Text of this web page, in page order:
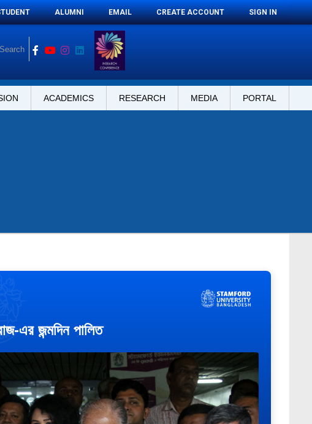
ALUMNI EMAIL CREATE ACCOUNT SIGN IN
ACADEMICS RESEARCH MEDIA PORTAL
এর জন্মদিন পালিত